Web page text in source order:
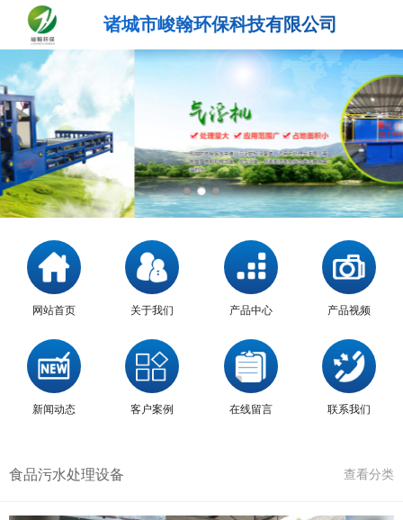
诸城市峻翰环保科技有限公司
网站首页 关于我们 产品中心 产品视频
新闻动态 客户案例 在线留言 联系我们
食品污水处理设备 查看分类